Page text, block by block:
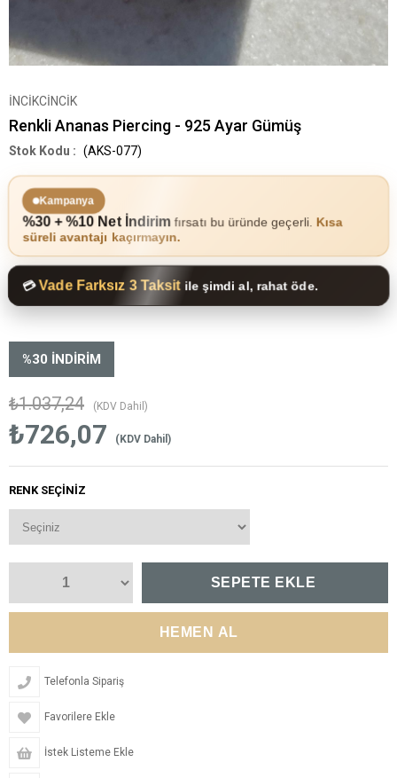
İNCİKCİNCİK
Renkli Ananas Piercing - 925 Ayar Gümüş
(AKS-077)
Kampanya
%30 + %10 Net İndirimfırsatı bu üründe geçerli. Kısa
süreli avantajı kaçırmayın.
💳Vade Farksız 3 Taksitile şimdi al, rahat öde.
%30 İNDIRIM
₺1.037,24 (KDV Dahil)
₺726,07 (KDV Dahil)
RENK SEÇINIZ
Telefonla Sipariş
Favorilere Ekle
İstek Listeme Ekle